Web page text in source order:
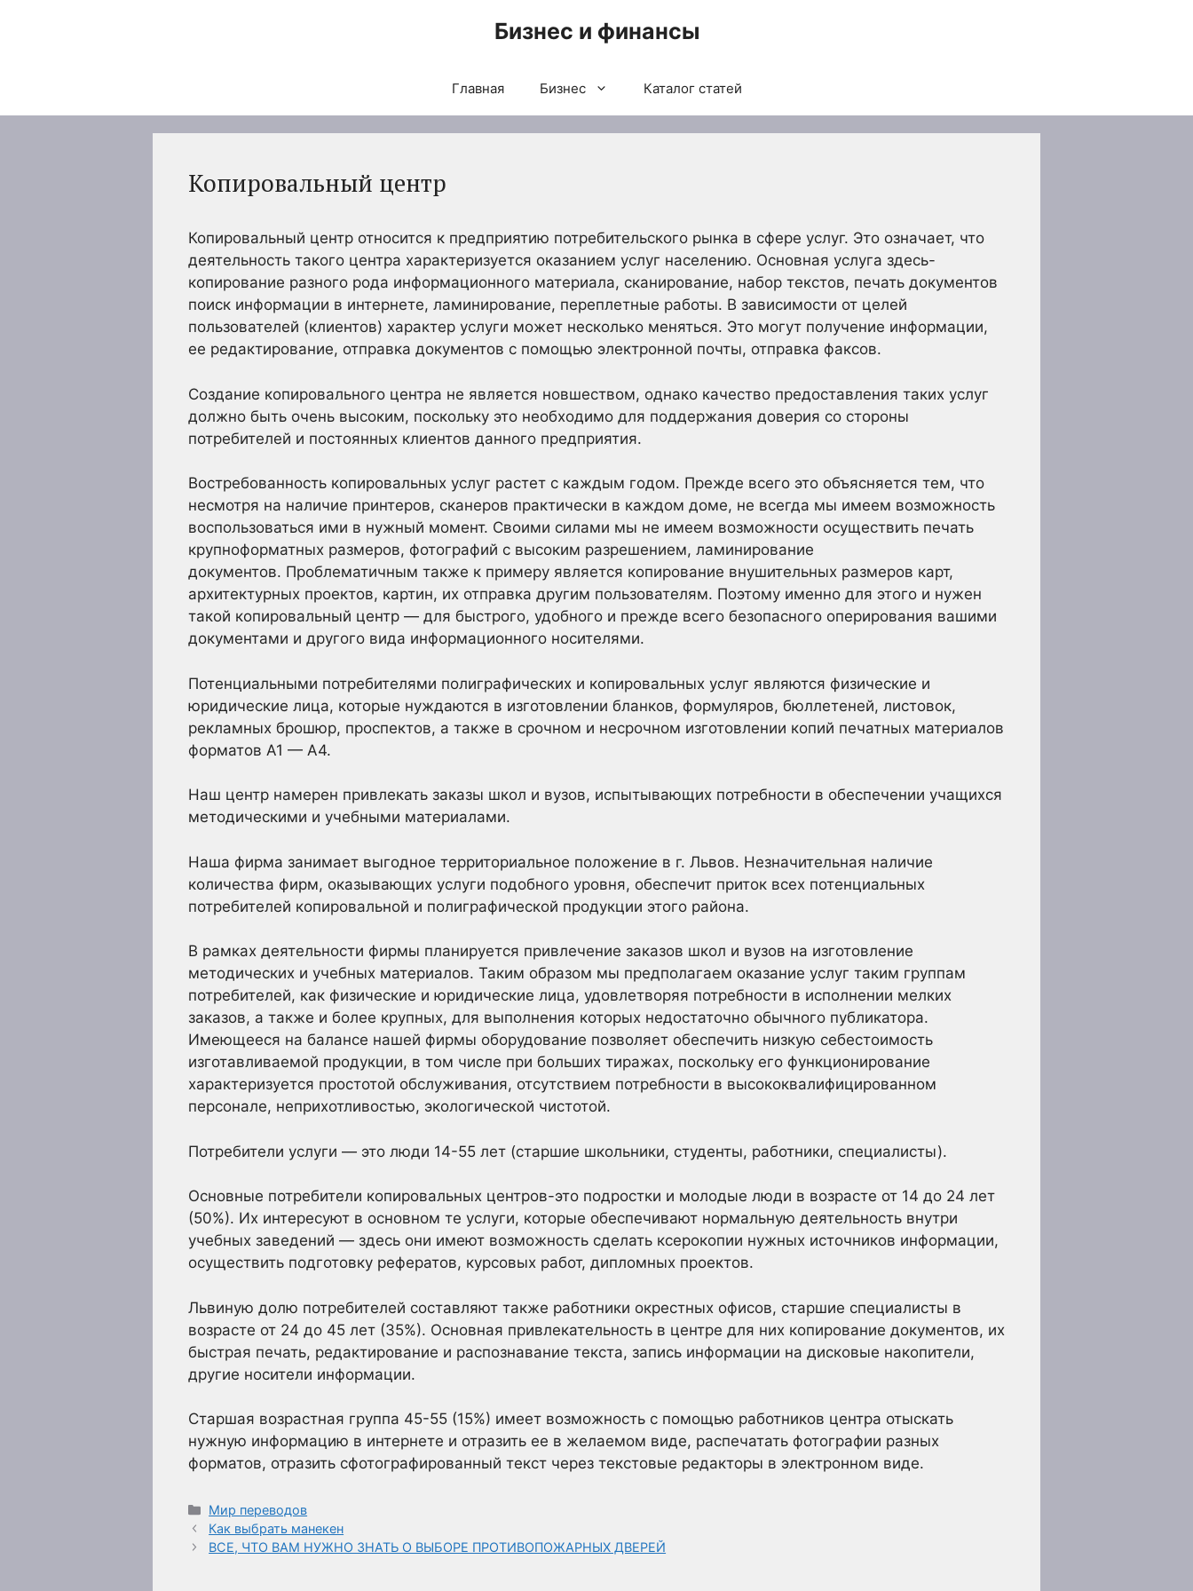
Бизнес и финансы
Главная Бизнес Каталог статей
Копировальный центр
Копировальный центр относится к предприятию потребительского рынка в сфере услуг. Это означает, что
деятельность такого центра характеризуется оказанием услуг населению. Основная услуга здесь-
копирование разного рода информационного материала, сканирование, набор текстов, печать документов
поиск информации в интернете, ламинирование, переплетные работы. В зависимости от целей
пользователей (клиентов) характер услуги может несколько меняться. Это могут получение информации,
ее редактирование, отправка документов с помощью электронной почты, отправка факсов.
Создание копировального центра не является новшеством, однако качество предоставления таких услуг
должно быть очень высоким, поскольку это необходимо для поддержания доверия со стороны
потребителей и постоянных клиентов данного предприятия.
Востребованность копировальных услуг растет с каждым годом. Прежде всего это объясняется тем, что
несмотря на наличие принтеров, сканеров практически в каждом доме, не всегда мы имеем возможность
воспользоваться ими в нужный момент. Своими силами мы не имеем возможности осуществить печать
крупноформатных размеров, фотографий с высоким разрешением, ламинирование
документов. Проблематичным также к примеру является копирование внушительных размеров карт,
архитектурных проектов, картин, их отправка другим пользователям. Поэтому именно для этого и нужен
такой копировальный центр — для быстрого, удобного и прежде всего безопасного оперирования вашими
документами и другого вида информационного носителями.
Потенциальными потребителями полиграфических и копировальных услуг являются физические и
юридические лица, которые нуждаются в изготовлении бланков, формуляров, бюллетеней, листовок,
рекламных брошюр, проспектов, а также в срочном и несрочном изготовлении копий печатных материалов
форматов А1 — А4.
Наш центр намерен привлекать заказы школ и вузов, испытывающих потребности в обеспечении учащихся
методическими и учебными материалами.
Наша фирма занимает выгодное территориальное положение в г. Львов. Незначительная наличие
количества фирм, оказывающих услуги подобного уровня, обеспечит приток всех потенциальных
потребителей копировальной и полиграфической продукции этого района.
В рамках деятельности фирмы планируется привлечение заказов школ и вузов на изготовление
методических и учебных материалов. Таким образом мы предполагаем оказание услуг таким группам
потребителей, как физические и юридические лица, удовлетворяя потребности в исполнении мелких
заказов, а также и более крупных, для выполнения которых недостаточно обычного публикатора.
Имеющееся на балансе нашей фирмы оборудование позволяет обеспечить низкую себестоимость
изготавливаемой продукции, в том числе при больших тиражах, поскольку его функционирование
характеризуется простотой обслуживания, отсутствием потребности в высококвалифицированном
персонале, неприхотливостью, экологической чистотой.
Потребители услуги — это люди 14-55 лет (старшие школьники, студенты, работники, специалисты).
Основные потребители копировальных центров-это подростки и молодые люди в возрасте от 14 до 24 лет
(50%). Их интересуют в основном те услуги, которые обеспечивают нормальную деятельность внутри
учебных заведений — здесь они имеют возможность сделать ксерокопии нужных источников информации,
осуществить подготовку рефератов, курсовых работ, дипломных проектов.
Львиную долю потребителей составляют также работники окрестных офисов, старшие специалисты в
возрасте от 24 до 45 лет (35%). Основная привлекательность в центре для них копирование документов, их
быстрая печать, редактирование и распознавание текста, запись информации на дисковые накопители,
другие носители информации.
Старшая возрастная группа 45-55 (15%) имеет возможность с помощью работников центра отыскать
нужную информацию в интернете и отразить ее в желаемом виде, распечатать фотографии разных
форматов, отразить сфотографированный текст через текстовые редакторы в электронном виде.
Рубрики
Мир переводов
Как выбрать манекен
ВСЕ, ЧТО ВАМ НУЖНО ЗНАТЬ О ВЫБОРЕ ПРОТИВОПОЖАРНЫХ ДВЕРЕЙ